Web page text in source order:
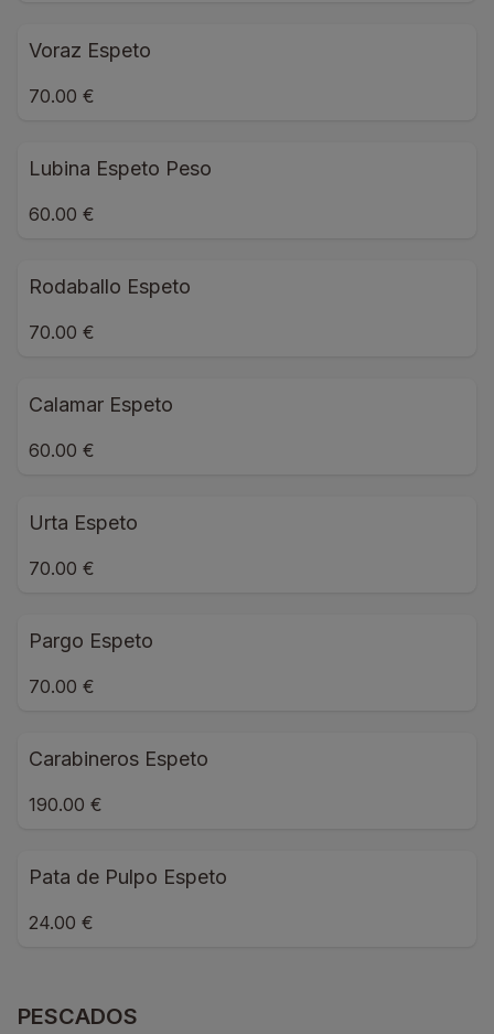
Voraz Espeto
70.00 €
Lubina Espeto Peso
60.00 €
Rodaballo Espeto
70.00 €
Calamar Espeto
60.00 €
Urta Espeto
70.00 €
Pargo Espeto
70.00 €
Carabineros Espeto
190.00 €
Pata de Pulpo Espeto
24.00 €
PESCADOS